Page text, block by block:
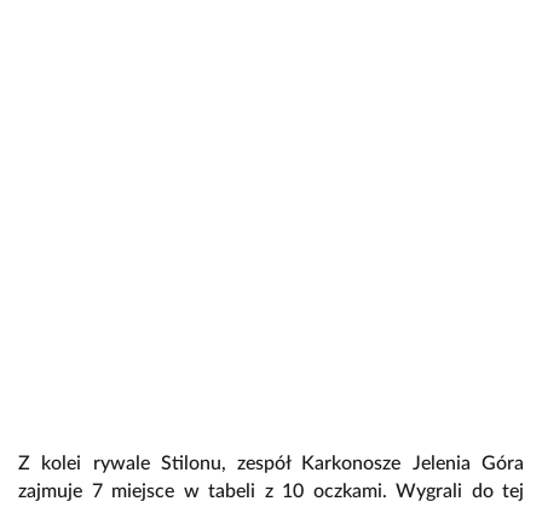
Z kolei rywale Stilonu, zespół Karkonosze Jelenia Góra
zajmuje 7 miejsce w tabeli z 10 oczkami. Wygrali do tej